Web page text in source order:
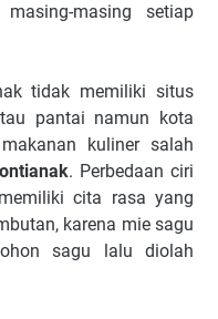
masing setiap
tidak memiliki situs
pantai namun kota
kuliner salah
. Perbedaan ciri
cita rasa yang
karena mie sagu
sagu lalu diolah